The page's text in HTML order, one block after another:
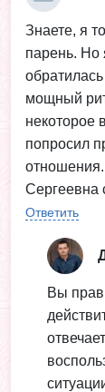
Знаете, я
парень. Но
мощный
некоторое
попросил
Сергеевна
Ответить
Вы